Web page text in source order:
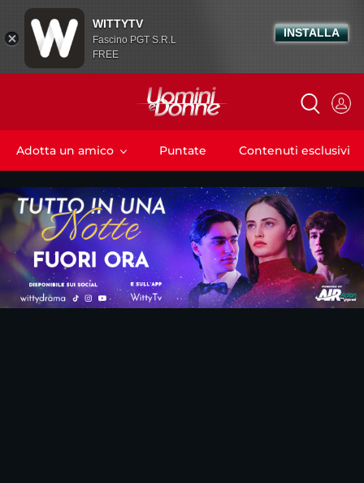
Adotta un amico Puntate Contenuti esclusivi
WITTYTV
Fascino PGT S.R.L
FREE
INSTALLA